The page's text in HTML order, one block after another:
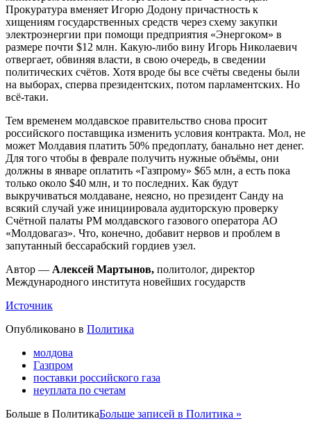
Прокуратура вменяет Игорю Додону причастность к
хищениям государственных средств через схему закупки
электроэнергии при помощи предприятия «Энергоком» в
размере почти $12 млн. Какую-либо вину Игорь Николаевич
отвергает, обвиняя власти, в свою очередь, в сведении
политических счётов. Хотя вроде бы все счёты сведены были
на выборах, сперва президентских, потом парламентских. Но
всё-таки.
Тем временем молдавское правительство снова просит
российского поставщика изменить условия контракта. Мол, не
может Молдавия платить 50% предоплату, банально нет денег.
Для того чтобы в феврале получить нужные объёмы, они
должны в январе оплатить «Газпрому» $65 млн, а есть пока
только около $40 млн, и то последних. Как будут
выкручиваться молдаване, неясно, но президент Санду на
всякий случай уже инициировала аудиторскую проверку
Счётной палаты РМ молдавского газового оператора АО
«Молдовагаз». Что, конечно, добавит нервов и проблем в
запутанный бессарабский гордиев узел.
Автор — Алексей Мартынов, политолог, директор
Международного института новейших государств
Источник
Опубликовано в Политика
молдова
Газпром
поставки российского газа
неуплата по счетам
Больше в ПолитикаБольше записей в Политика »